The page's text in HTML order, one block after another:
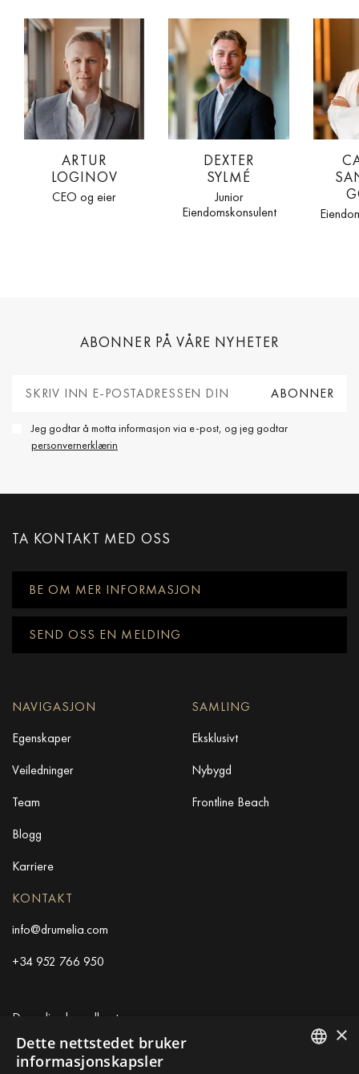
ARTUR
LOGINOV
CEO og eier
DEXTER
SYLMÉ
Junior
Eiendomskonsulent
ABONNER PÅ VÅRE NYHETER
Jeg godtar å motta informasjon via e-post, og jeg godtar
personvernerklærin
TA KONTAKT MED OSS
BE OM MER INFORMASJON
SEND OSS EN MELDING
NAVIGASJON
Egenskaper
Veiledninger
Team
Blogg
Karriere
SAMLING
Eksklusivt
Nybygd
Frontline Beach
KONTAKT
info@drumelia.com
+34 952 766 950
Drumelias hovedkontor
Centro de Negocios Puerta de Banus
Edificio B, Local 11
×
Dette nettstedet bruker
informasjonskapsler